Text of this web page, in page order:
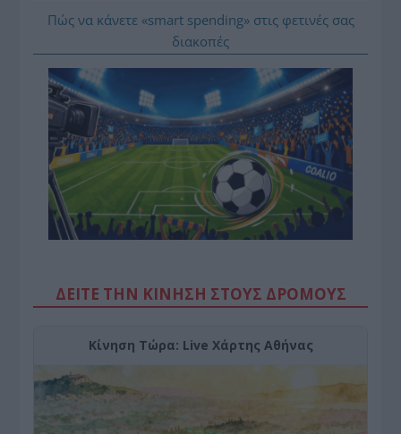
Πώς να κάνετε «smart spending» στις φετινές σας
διακοπές
ΔΕΙΤΕ ΤΗΝ ΚΙΝΗΣΗ ΣΤΟΥΣ ΔΡΌΜΟΥΣ
Κίνηση Τώρα: Live Χάρτης Αθήνας